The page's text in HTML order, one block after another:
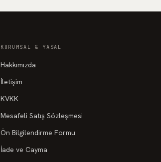
KURUMSAL & YASAL
Hakkımızda
İletişim
KVKK
Mesafeli Satış Sözleşmesi
Ön Bilgilendirme Formu
İade ve Cayma